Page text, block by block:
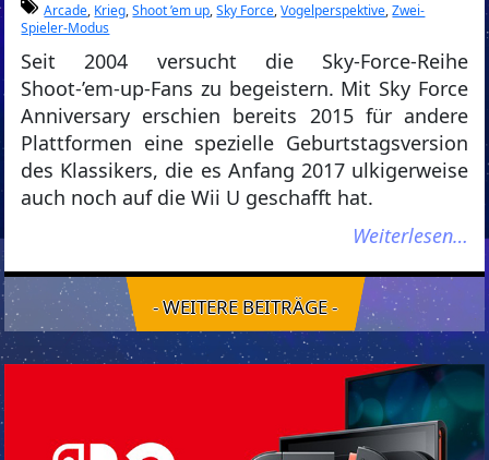
Arcade, Krieg,Shoot ’em up,Sky Force,Vogelperspektive,Zwei-
Spieler-Modus
Seit 2004 versucht die Sky-Force-Reihe
Shoot-’em-up-Fans zu begeistern. Mit Sky Force
Anniversary erschien bereits 2015 für andere
Plattformen eine spezielle Geburtstagsversion
des Klassikers, die es Anfang 2017 ulkigerweise
auch noch auf die Wii U geschafft hat.
Weiterlesen…
- WEITERE BEITRÄGE -